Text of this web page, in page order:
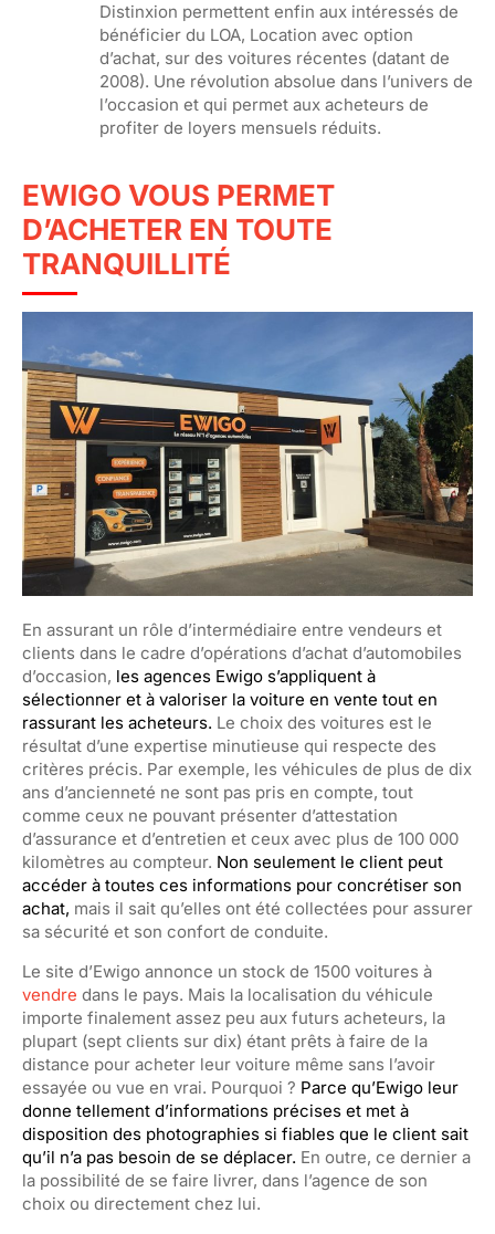
Distinxion permettent enfin aux intéressés de
bénéficier du LOA, Location avec option
d’achat, sur des voitures récentes (datant de
2008). Une révolution absolue dans l’univers de
l’occasion et qui permet aux acheteurs de
profiter de loyers mensuels réduits.
EWIGO VOUS PERMET
D’ACHETER EN TOUTE
TRANQUILLITÉ
En assurant un rôle d’intermédiaire entre vendeurs et
clients dans le cadre d’opérations d’achat d’automobiles
d’occasion, les agences Ewigo s’appliquent à
sélectionner et à valoriser la voiture en vente tout en
rassurant les acheteurs. Le choix des voitures est le
résultat d’une expertise minutieuse qui respecte des
critères précis. Par exemple, les véhicules de plus de dix
ans d’ancienneté ne sont pas pris en compte, tout
comme ceux ne pouvant présenter d’attestation
d’assurance et d’entretien et ceux avec plus de 100 000
kilomètres au compteur. Non seulement le client peut
accéder à toutes ces informations pour concrétiser son
achat, mais il sait qu’elles ont été collectées pour assurer
sa sécurité et son confort de conduite.
Le site d’Ewigo annonce un stock de 1500 voitures à
vendre dans le pays. Mais la localisation du véhicule
importe finalement assez peu aux futurs acheteurs, la
plupart (sept clients sur dix) étant prêts à faire de la
distance pour acheter leur voiture même sans l’avoir
essayée ou vue en vrai. Pourquoi ? Parce qu’Ewigo leur
donne tellement d’informations précises et met à
disposition des photographies si fiables que le client sait
qu’il n’a pas besoin de se déplacer. En outre, ce dernier a
la possibilité de se faire livrer, dans l’agence de son
choix ou directement chez lui.